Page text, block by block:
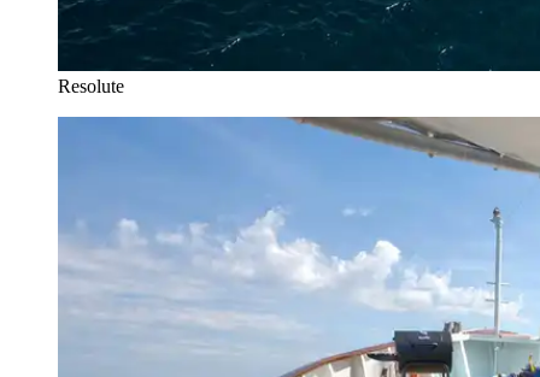
Resolute